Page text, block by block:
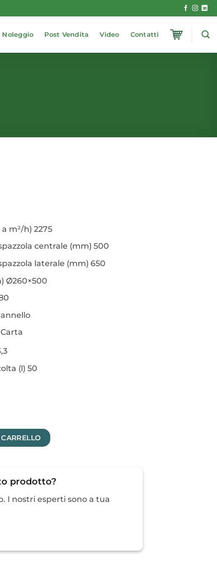
Noleggio Post Vendita Video Contatti
m²/h) 2275
centrale (mm) 500
laterale (mm) 650
Ø260×500
Carta
(l) 50
prodotto?
I nostri esperti sono a tua